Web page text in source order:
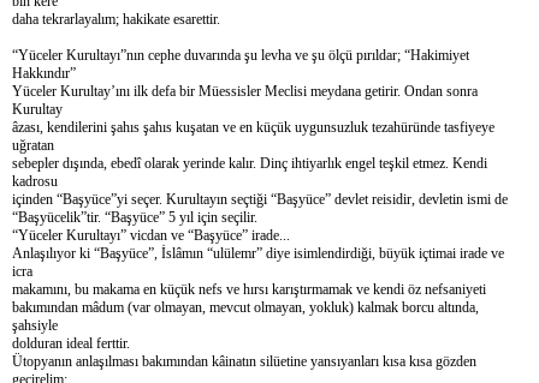
daha tekrarlayalım; hakikate esarettir.
“Yüceler Kurultayı”nın cephe duvarında şu levha ve şu ölçü pırıldar; “Hakimiyet
Hakkındır”
Yüceler Kurultay’ını ilk defa bir Müessisler Meclisi meydana getirir. Ondan sonra
Kurultay
âzası, kendilerini şahıs şahıs kuşatan ve en küçük uygunsuzluk tezahüründe tasfiyeye
uğratan
sebepler dışında, ebedî olarak yerinde kalır. Dinç ihtiyarlık engel teşkil etmez. Kendi
kadrosu
içinden “Başyüce”yi seçer. Kurultayın seçtiği “Başyüce” devlet reisidir, devletin ismi de
“Başyücelik”tir. “Başyüce” 5 yıl için seçilir.
“Yüceler Kurultayı” vicdan ve “Başyüce” irade...
Anlaşılıyor ki “Başyüce”, İslâmın “ulülemr” diye isimlendirdiği, büyük içtimai irade ve
icra
makamını, bu makama en küçük nefs ve hırsı karıştırmamak ve kendi öz nefsaniyeti
bakımından mâdum (var olmayan, mevcut olmayan, yokluk) kalmak borcu altında,
şahsiyle
dolduran ideal ferttir.
Ütopyanın anlaşılması bakımından kâinatın silüetine yansıyanları kısa kısa gözden
geçirelim;